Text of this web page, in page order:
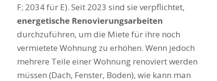
F; 2034 für E). Seit 2023 sind sie verpflichtet,
energetische Renovierungsarbeiten
durchzuführen, um die Miete für ihre noch
vermietete Wohnung zu erhöhen. Wenn jedoch
mehrere Teile einer Wohnung renoviert werden
müssen (Dach, Fenster, Boden), wie kann man